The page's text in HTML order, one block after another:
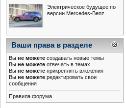
Электрическое будущее по
версии Mercedes-Benz
Ваши права в разделе
Вы не можете создавать новые темы
Вы не можете отвечать в темах
Вы не можете прикреплять вложения
Вы не можете редактировать свои
сообщения
Правила форума